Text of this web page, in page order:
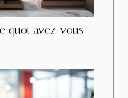
quoi avez-vous